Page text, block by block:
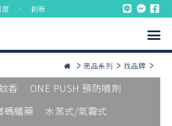
． 創新
商品系列 找品牌
香
ONE PUSH 預防噴劑
螞蟻藥
水蒸式/氣霧式